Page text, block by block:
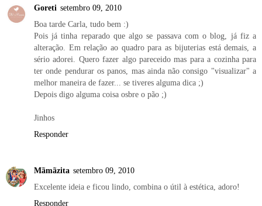
Goreti setembro 09, 2010
Boa tarde Carla, tudo bem :)
Pois já tinha reparado que algo se passava com o blog, já fiz a
alteração. Em relação ao quadro para as bijuterias está demais, a
sério adorei. Quero fazer algo pareceido mas para a cozinha para
ter onde pendurar os panos, mas ainda não consigo "visualizar" a
melhor maneira de fazer... se tiveres alguma dica ;)
Depois digo alguma coisa osbre o pão ;)
Jinhos
Responder
Mãmãzita setembro 09, 2010
Excelente ideia e ficou lindo, combina o útil à estética, adoro!
Responder